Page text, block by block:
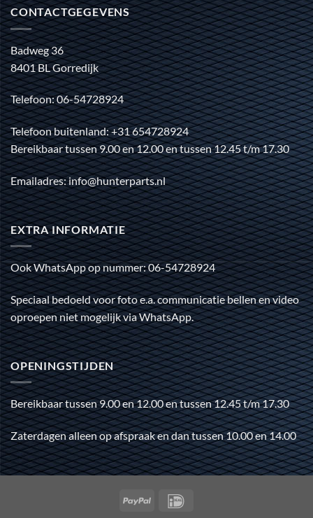
CONTACTGEGEVENS
Badweg 36
8401 BL Gorredijk
Telefoon: 06-54728924
Telefoon buitenland: +31 654728924
Bereikbaar tussen 9.00 en 12.00 en tussen 12.45 t/m 17.30
Emailadres: info@hunterparts.nl
EXTRA INFORMATIE
Ook WhatsApp op nummer: 06-54728924
Speciaal bedoeld voor foto e.a. communicatie bellen en video
oproepen niet mogelijk via WhatsApp.
OPENINGSTIJDEN
Bereikbaar tussen 9.00 en 12.00 en tussen 12.45 t/m 17.30
Zaterdagen alleen op afspraak en dan tussen 10.00 en 14.00